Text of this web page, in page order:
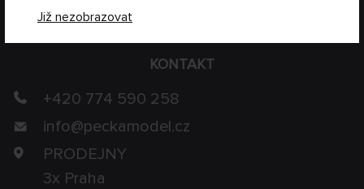
Již nezobrazovat
KONTAKT
+420 774 590 258
info@peckamodel.cz
PRODEJNY
3x Praha